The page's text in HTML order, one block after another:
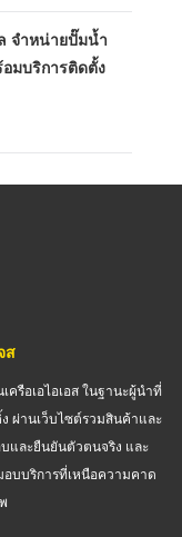
จำหน่ายปั๊มน้ำ
มบริการติดตั้ง
ส
รือเอไอเอส ในฐานะผู้นำที่
ผ่านเว็บไซต์รวมสินค้าและ
และยืนยันตัวตนจริง และ
บบริการที่เหนือความคาด